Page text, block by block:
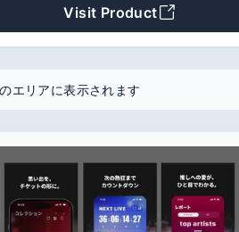
Visit Product
エリアに表示されます